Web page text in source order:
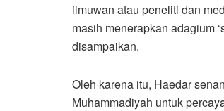
ilmuwan atau peneliti dan
masih menerapkan adagium
disampaikan.
Oleh karena itu, Haedar
Muhammadiyah untuk